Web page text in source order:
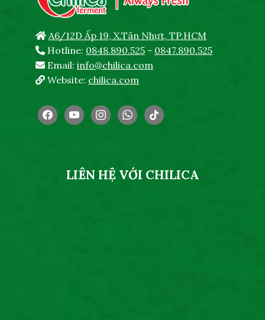
A6/12D Ấp 19, X.Tân Nhựt, TP.HCM
Hotline: 0848.890.525 - 0847.890.525
Email: info@chilica.com
Website: chilica.com
facebookyoutubeinstagramwhatsapp
tiktok
LIÊN HỆ VỚI CHILICA